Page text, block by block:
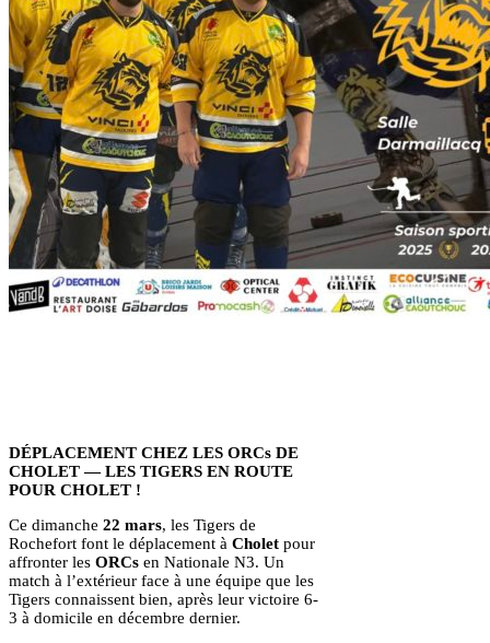
DÉPLACEMENT CHEZ LES ORCs DE
CHOLET — LES TIGERS EN ROUTE
POUR CHOLET !
Ce dimanche 22 mars, les Tigers de
Rochefort font le déplacement à Cholet pour
affronter les ORCs en Nationale N3. Un
match à l’extérieur face à une équipe que les
Tigers connaissent bien, après leur victoire 6-
3 à domicile en décembre dernier.